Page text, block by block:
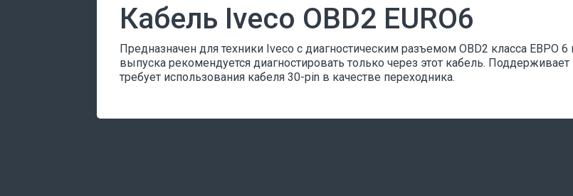
Кабель Iveco OBD2 EURO6
Предназначен для техники Iveco с диагностическим разъемом OBD2 класса ЕВРО
выпуска рекомендуется диагностировать только через этот кабель.
требует использования кабеля 30-pin в качестве переходника.